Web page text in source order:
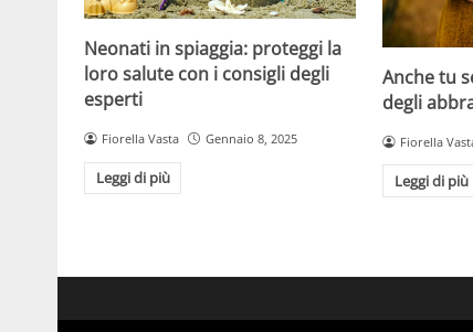
Neonati in spiaggia: proteggi la
loro salute con i consigli degli
esperti
Fiorella Vasta Gennaio 8, 2025
Leggi di più
Anche tu
degli
Fiorella
Leggi di più